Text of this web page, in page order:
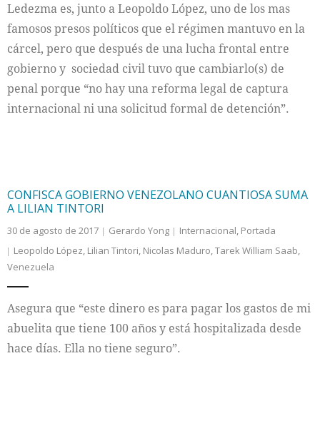
Ledezma es, junto a Leopoldo López, uno de los mas
famosos presos políticos que el régimen mantuvo en la
cárcel, pero que después de una lucha frontal entre
gobierno y sociedad civil tuvo que cambiarlo(s) de
penal porque “no hay una reforma legal de captura
internacional ni una solicitud formal de detención”.
CONFISCA GOBIERNO VENEZOLANO CUANTIOSA SUMA
A LILIAN TINTORI
30 de agosto de 2017 Gerardo Yong Internacional, Portada
Leopoldo López, Lilian Tintori, Nicolas Maduro,Tarek William Saab,
Venezuela
Asegura que “este dinero es para pagar los gastos de mi
abuelita que tiene 100 años y está hospitalizada desde
hace días. Ella no tiene seguro”.